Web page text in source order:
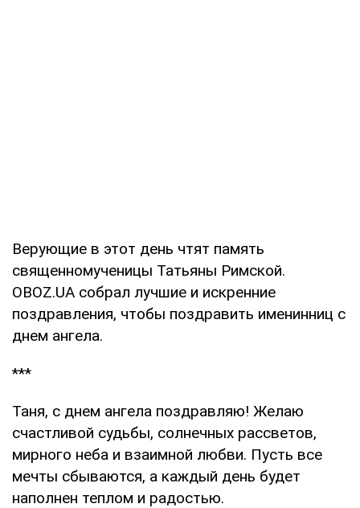
Верующие в этот день чтят память
священномученицы Татьяны Римской.
OBOZ.UA собрал лучшие и искренние
поздравления, чтобы поздравить именинниц с
днем ангела.
***
Таня, с днем ангела поздравляю! Желаю
счастливой судьбы, солнечных рассветов,
мирного неба и взаимной любви. Пусть все
мечты сбываются, а каждый день будет
наполнен теплом и радостью.